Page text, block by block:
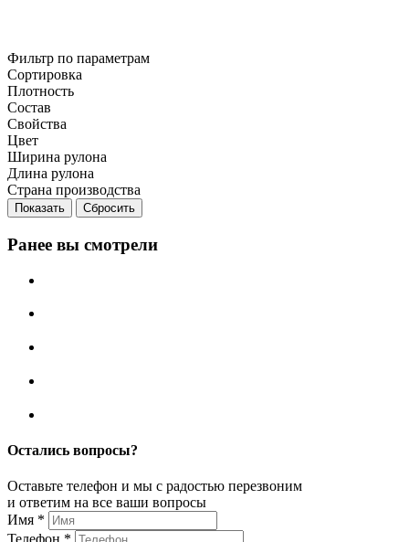
Фильтр по параметрам
Сортировка
Плотность
Состав
Свойства
Цвет
Ширина рулона
Длина рулона
Страна производства
Сбросить
Ранее вы смотрели
Остались вопросы?
Оставьте телефон и мы с радостью перезвоним
и ответим на все ваши вопросы
Имя *
Телефон *